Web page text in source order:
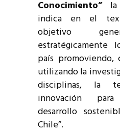
Conocimiento”la
indica en el
objetivo
estratégicamente
país
utilizando la
disciplinas, la
innovación
desarrollo
Chile”.